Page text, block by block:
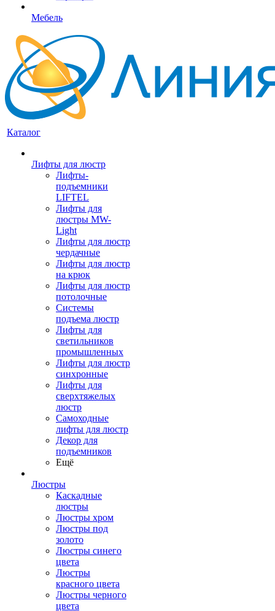
Мебель
Каталог
Лифты для люстр
Лифты-
подъемники
LIFTEL
Лифты для
люстры MW-
Light
Лифты для люстр
чердачные
Лифты для люстр
на крюк
Лифты для люстр
потолочные
Системы
подъема люстр
Лифты для
светильников
промышленных
Лифты для люстр
синхронные
Лифты для
сверхтяжелых
люстр
Самоходные
лифты для люстр
Декор для
подъемников
Ещё
Люстры
Каскадные
люстры
Люстры хром
Люстры под
золото
Люстры синего
цвета
Люстры
красного цвета
Люстры черного
цвета